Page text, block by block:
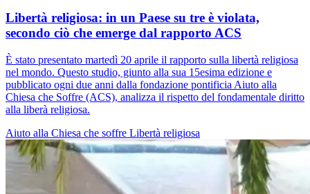
Libertà religiosa: in un Paese su tre è violata,
secondo ciò che emerge dal rapporto ACS
È stato presentato martedì 20 aprile il rapporto sulla libertà religiosa
nel mondo. Questo studio, giunto alla sua 15esima edizione e
pubblicato ogni due anni dalla fondazione pontificia Aiuto alla
Chiesa che Soffre (ACS), analizza il rispetto del fondamentale diritto
alla liberà religiosa.
Aiuto alla Chiesa che soffre Libertà religiosa